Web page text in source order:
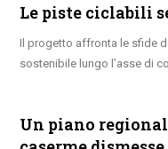
Le piste ciclabili
Il progetto affronta le sfide
sostenibile lungo l’asse di
Un piano